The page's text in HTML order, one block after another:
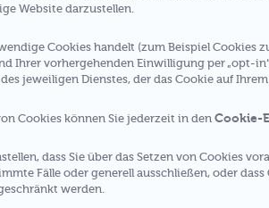
Website darzustellen.
Cookies handelt (zum Beispiel Cookies
Ihrer vorhergehenden Einwilligung per „opt-
jeweiligen Dienstes, der das Cookie auf
Cookies können Sie jederzeit in den Cookie-
dass Sie über das Setzen von Cookies
Fälle oder generell ausschließen, oder
werden.